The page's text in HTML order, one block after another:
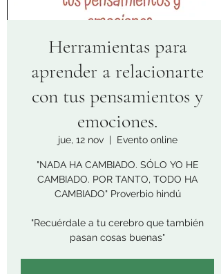
Herramientas para
aprender a relacionarte
con tus pensamientos y
emociones.
jue, 12 nov
  |
Evento online
"NADA HA CAMBIADO. SÓLO YO HE
CAMBIADO. POR TANTO, TODO HA
CAMBIADO" Proverbio hindú
"Recuérdale a tu cerebro que también
pasan cosas buenas"